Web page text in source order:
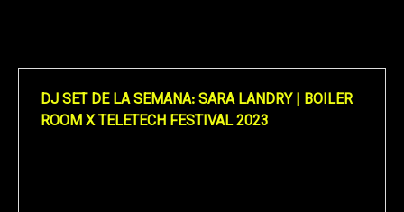
DJ SET DE LA SEMANA: SARA LANDRY | BOILER
ROOM X TELETECH FESTIVAL 2023